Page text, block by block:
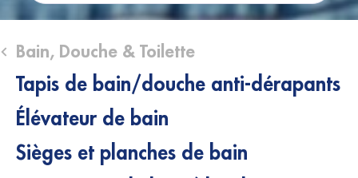
submenu (Bain, Douche & Toilette)
Bain, Douche & Toilette
Tapis de bain/douche anti-dérapants
Élévateur de bain
Sièges et planches de bain